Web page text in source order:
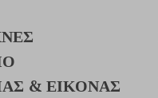
& ΕΙΚΟΝΑΣ